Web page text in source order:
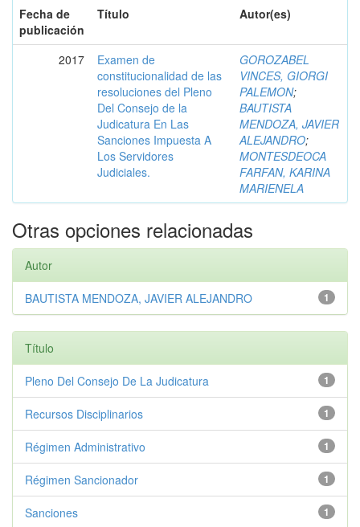
Fecha de
publicación
Título Autor(es)
2017
Examen de
constitucionalidad de las
resoluciones del Pleno
Del Consejo de la
Judicatura En Las
Sanciones Impuesta A
Los Servidores
Judiciales.
GOROZABEL
VINCES, GIORGI
PALEMON;
BAUTISTA
MENDOZA, JAVIER
ALEJANDRO;
MONTESDEOCA
FARFAN, KARINA
MARIENELA
Otras opciones relacionadas
Autor
1
BAUTISTA MENDOZA, JAVIER ALEJANDRO
Título
1
Pleno Del Consejo De La Judicatura
1
Recursos Disciplinarios
1
Régimen Administrativo
1
Régimen Sancionador
1
Sanciones